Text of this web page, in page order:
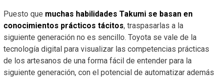
Puesto que muchas habilidades Takumi se basan en
conocimientos prácticos tácitos, traspasarlas a la
siguiente generación no es sencillo. Toyota se vale de la
tecnología digital para visualizar las competencias prácticas
de los artesanos de una forma fácil de entender para la
siguiente generación, con el potencial de automatizar además